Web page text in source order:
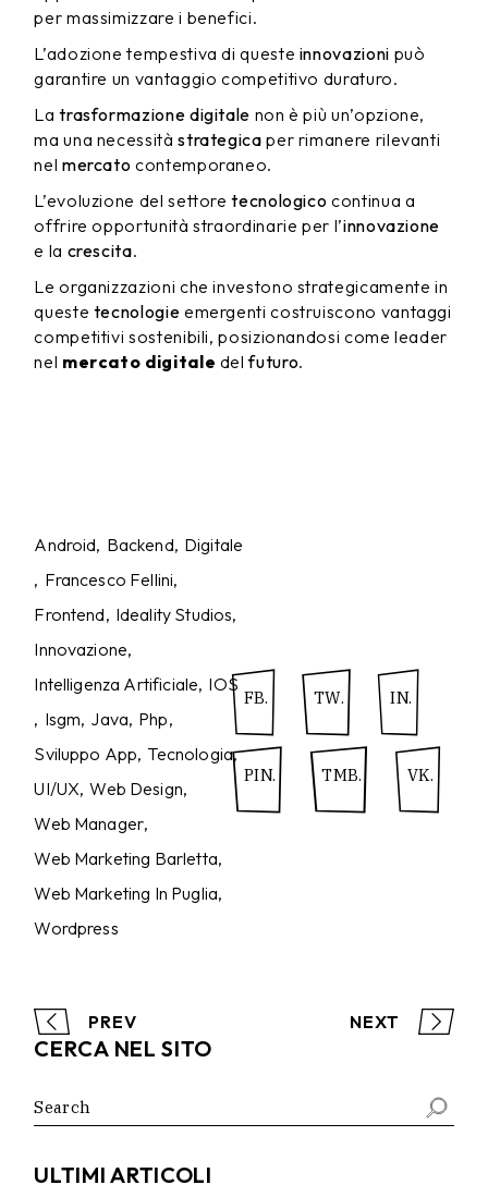
per massimizzare i benefici.
L’adozione tempestiva di queste innovazioni può
garantire un vantaggio competitivo duraturo.
Latrasformazione digitale non è più un’opzione,
ma una necessitàstrategica per rimanere rilevanti
nel mercato contemporaneo.
L’evoluzione del settoretecnologico continua a
offrire opportunità straordinarie per l’innovazione
e la crescita.
Le organizzazioni che investono strategicamente in
queste tecnologie emergenti costruiscono vantaggi
competitivi sostenibili, posizionandosi come leader
nel mercato digitale delfuturo.
Android Backend Digitale
Francesco Fellini
Frontend Ideality Studios
Innovazione
Intelligenza Artificiale IOS
Isgm Java Php
Sviluppo App Tecnologia
UI/UX Web Design
Web Manager
Web Marketing Barletta
Web Marketing In Puglia
Wordpress
FB. TW. IN.
PIN. TMB. VK.
PREV NEXT
CERCA NEL SITO
Search
for:
ULTIMI ARTICOLI